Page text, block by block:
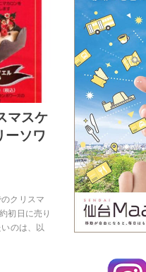
マスケ
ーソワ
クリスマ
初日に売り
のは、以